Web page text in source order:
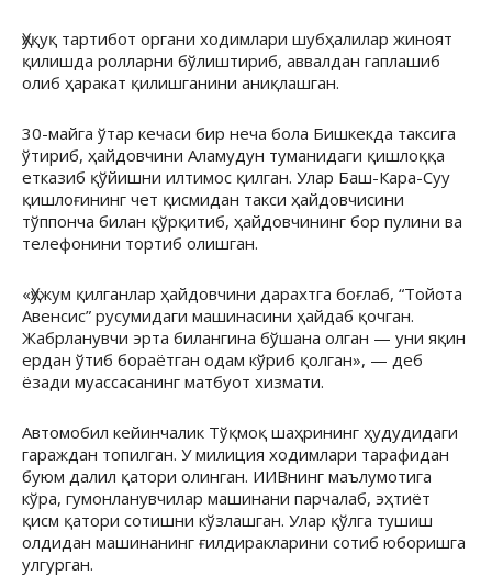
Ҳуқуқ тартибот органи ходимлари шубҳалилар жиноят
қилишда ролларни бўлиштириб, аввалдан гаплашиб
олиб ҳаракат қилишганини аниқлашган.
30-майга ўтар кечаси бир неча бола Бишкекда таксига
ўтириб, ҳайдовчини Аламудун туманидаги қишлоққа
етказиб қўйишни илтимос қилган. Улар Баш-Кара-Суу
қишлоғининг чет қисмидан такси ҳайдовчисини
тўппонча билан қўрқитиб, ҳайдовчининг бор пулини ва
телефонини тортиб олишган.
«Ҳужум қилганлар ҳайдовчини дарахтга боғлаб, “Тойота
Авенсис” русумидаги машинасини ҳайдаб қочган.
Жабрланувчи эрта билангина бўшана олган — уни яқин
ердан ўтиб бораётган одам кўриб қолган», — деб
ёзади муассасанинг матбуот хизмати.
Автомобил кейинчалик Тўқмоқ шаҳрининг ҳудудидаги
гараждан топилган. У милиция ходимлари тарафидан
буюм далил қатори олинган. ИИВнинг маълумотига
кўра, гумонланувчилар машинани парчалаб, эҳтиёт
қисм қатори сотишни кўзлашган. Улар қўлга тушиш
олдидан машинанинг ғилдиракларини сотиб юборишга
улгурган.